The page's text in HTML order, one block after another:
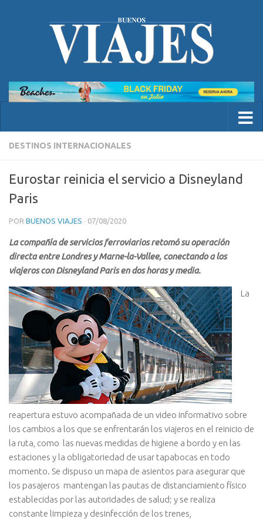
DESTINOS INTERNACIONALES
Eurostar reinicia el servicio a Disneyland
Paris
POR BUENOS VIAJES · 07/08/2020
La compañía de servicios ferroviarios retomó su operación
directa entre Londres y Marne-la-Vallee, conectando a los
viajeros con Disneyland Paris en dos horas y media.
La
reapertura estuvo acompañada de un video informativo sobre
los cambios a los que se enfrentarán los viajeros en el reinicio de
la ruta, como las nuevas medidas de higiene a bordo y en las
estaciones y la obligatoriedad de usar tapabocas en todo
momento. Se dispuso un mapa de asientos para asegurar que
los pasajeros mantengan las pautas de distanciamiento físico
establecidas por las autoridades de salud; y se realiza
constante limpieza y desinfección de los trenes,